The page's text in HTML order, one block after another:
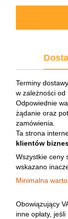
Terminy
w zależności od
Odpowiednie
żądanie oraz
zamówienia.
Ta strona
klientów
Wszystkie ceny
wskazano
Minimalna
Obowiązujący
inne opłaty,